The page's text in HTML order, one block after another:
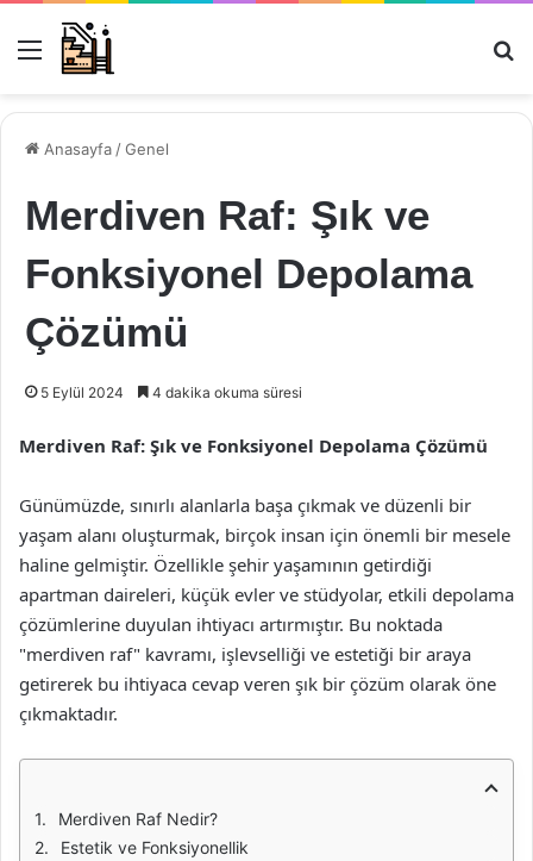
Menü
Anasayfa /Genel
Merdiven Raf: Şık ve
Fonksiyonel Depolama
Çözümü
5 Eylül 2024 4 dakika okuma süresi
Merdiven Raf: Şık ve Fonksiyonel Depolama Çözümü
Günümüzde, sınırlı alanlarla başa çıkmak ve düzenli bir
yaşam alanı oluşturmak, birçok insan için önemli bir mesele
haline gelmiştir. Özellikle şehir yaşamının getirdiği
apartman daireleri, küçük evler ve stüdyolar, etkili depolama
çözümlerine duyulan ihtiyacı artırmıştır. Bu noktada
"merdiven raf" kavramı, işlevselliği ve estetiği bir araya
getirerek bu ihtiyaca cevap veren şık bir çözüm olarak öne
çıkmaktadır.
Merdiven Raf Nedir?
Estetik ve Fonksiyonellik